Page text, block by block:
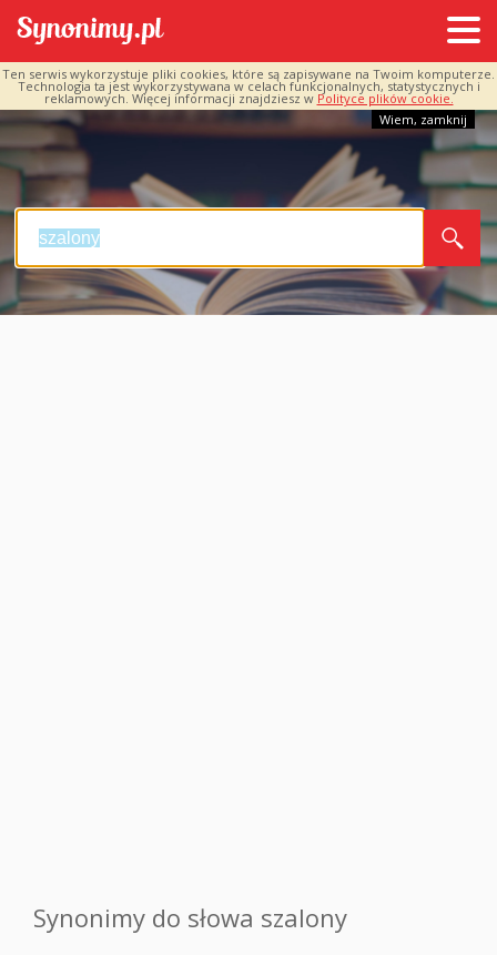
Ten serwis wykorzystuje pliki cookies, które są zapisywane na Twoim komputerze.
Technologia ta jest wykorzystywana w celach funkcjonalnych, statystycznych i
reklamowych. Więcej informacji znajdziesz w Polityce plików cookie.
Wiem, zamknij
Synonimy do słowa szalony